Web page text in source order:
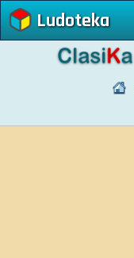
Ludoteka